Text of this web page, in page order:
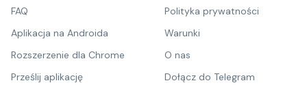
FAQ
Aplikacja na Androida
Rozszerzenie dla Chrome
Prześlij aplikację
Polityka prywatności
Warunki
O nas
Dołącz do Telegram